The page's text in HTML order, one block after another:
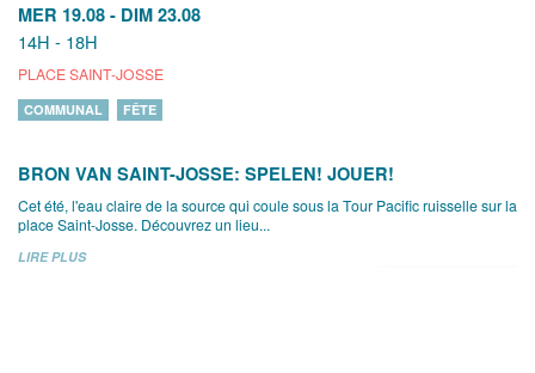
MER 19.08 - DIM 23.08
14H - 18H
PLACE SAINT-JOSSE
COMMUNAL FÊTE
BRON VAN SAINT-JOSSE: SPELEN! JOUER!
Cet été, l'eau claire de la source qui coule sous la Tour Pacific ruisselle sur la
place Saint-Josse. Découvrez un lieu...
LIRE PLUS